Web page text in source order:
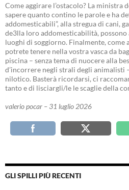
Come aggirare l’ostacolo? La ministra
sapere quanto contino le parole e ha
addomesticabili”, alla stregua di cani,
de3lla loro addomesticabilità, possono
luoghi di soggiorno. Finalmente, come
potrete tenere nella vostra vasca da
piscina – senza tema di nuocere alla
d’incorrere negli strali degli animalisti
nilotico. Basterà ricordarsi, ci
tanto e di lisciargli/le le scaglie della
valerio pocar – 31 luglio 2026
GLI SPILLI PIÙ RECENTI